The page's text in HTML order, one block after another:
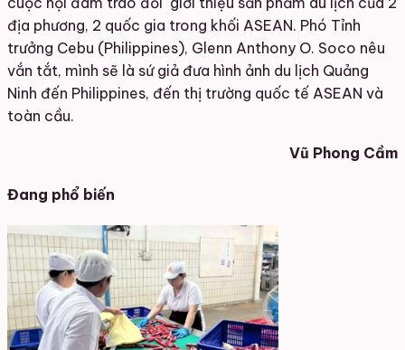
địa phương, 2 quốc gia trong khối ASEAN. Phó Tỉnh
trưởng Cebu (Philippines), Glenn Anthony O. Soco nêu
vắn tắt, mình sẽ là sứ giả đưa hình ảnh du lịch Quảng
Ninh đến Philippines, đến thị trường quốc tế ASEAN và
toàn cầu.
Vũ Phong Cầm
Đang phổ biến